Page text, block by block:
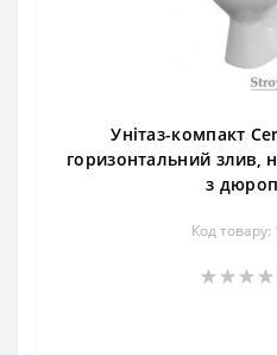
Унітаз-компакт
горизонтальний злив,
з
Код товару: